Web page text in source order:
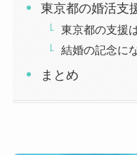
東京都の婚活支
東京都の支援
結婚の記念に
まとめ